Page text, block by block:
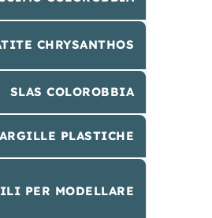
CHRYSANTHOS
SLAS COLOROBBIA
ARGILLE PLASTICHE
PER MODELLARE